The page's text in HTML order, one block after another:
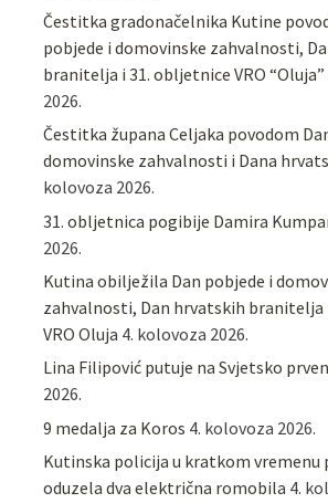
Čestitka gradonačelnika Kutine
pobjede i domovinske zahvalnosti,
branitelja i 31. obljetnice VRO “Oluja”
2026.
Čestitka župana Celjaka povodom
domovinske zahvalnosti i Dana
kolovoza 2026.
31. obljetnica pogibije Damira
2026.
Kutina obilježila Dan pobjede i
zahvalnosti, Dan hrvatskih branitelja
VRO Oluja 4. kolovoza 2026.
Lina Filipović putuje na Svjetsko
2026.
9 medalja za Koros 4. kolovoza 2026.
Kutinska policija u kratkom vremenu
oduzela dva električna romobila 4.